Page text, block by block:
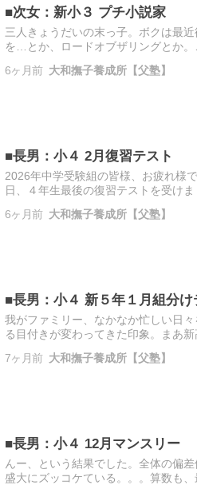
■次女：新小３ プチ小説家
三人きょうだいの末っ子。ボクは最
を…とか、ロードオブザリングとか。
な扱…
6ヶ月前 大和撫子養成所【父塾】
■長男：小４ 2月復習テスト
2026年中学受験組の皆様、お疲れ様
日、４年生最後の復習テストを受け
そ…
6ヶ月前 大和撫子養成所【父塾】
■長男：小４ 新５年１月組分け
我がファミリー、なかなか忙しい日
る目付きが変わってきた印象。まあ
ね…
7ヶ月前 大和撫子養成所【父塾】
■長男：小４ 12月マンスリー
んー、という結果でした。全体の偏
盛大にズッコケている。。。算数も